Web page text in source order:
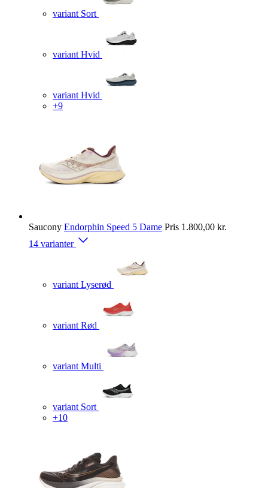
variant Sort
variant Hvid
variant Hvid
+9
Saucony Endorphin Speed 5 Dame Pris 1.800,00 kr.
14 varianter
variant Lyserød
variant Rød
variant Multi
variant Sort
+10